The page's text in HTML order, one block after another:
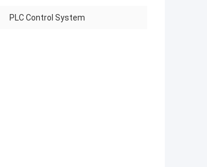
PLC Control System